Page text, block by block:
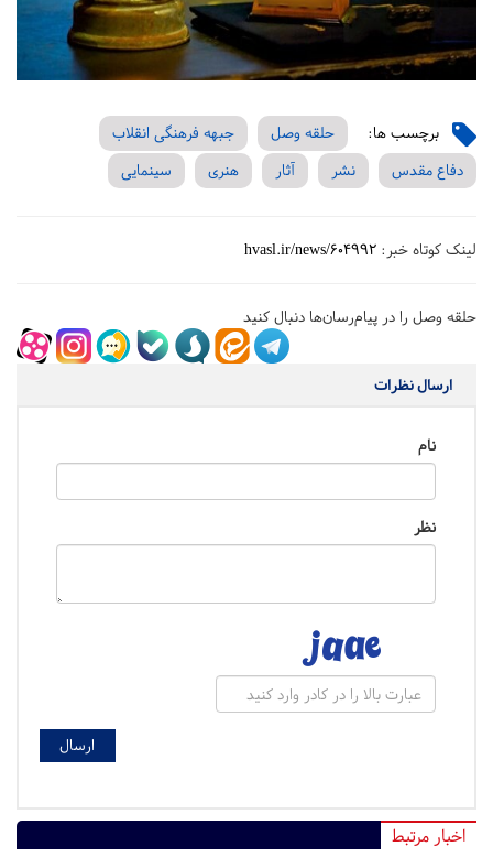
برچسب ها: حلقه وصل
جبهه فرهنگی انقلاب
دفاع مقدس
نشر آثار هنری سینمایی
لینک کوتاه خبر: hvasl.ir/news/604992
حلقه وصل را در پیام‌رسان‌ها دنبال کنید
ارسال نظرات
نام
نظر
اخبار مرتبط